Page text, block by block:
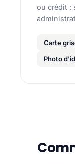
ou crédit :
Carte
Photo